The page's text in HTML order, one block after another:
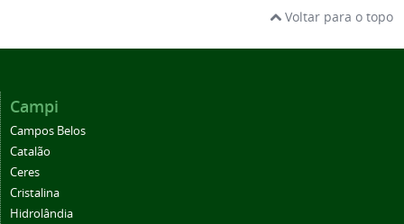
Voltar para o topo
Campi
Campos Belos
Catalão
Ceres
Cristalina
Hidrolândia